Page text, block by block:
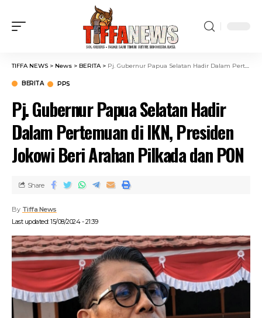
TIFFA NEWS > News > BERITA> Pj. Gubernur Papua Selatan Hadir Dalam Pertemuan di IKN, Presiden Jokowi Beri Arahan Pilkada dan PON
BERITA PPS
Pj. Gubernur Papua Selatan Hadir
Dalam Pertemuan di IKN, Presiden
Jokowi Beri Arahan Pilkada dan PON
Last updated: 15/08/2024 - 21:39
By Tiffa News
Share